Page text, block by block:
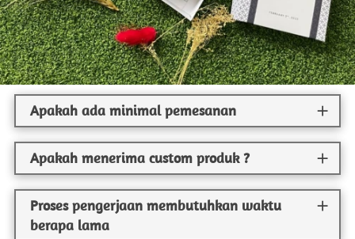
Apakah ada minimal pemesanan
Apakah menerima custom produk ?
Proses pengerjaan membutuhkan waktu
berapa lama